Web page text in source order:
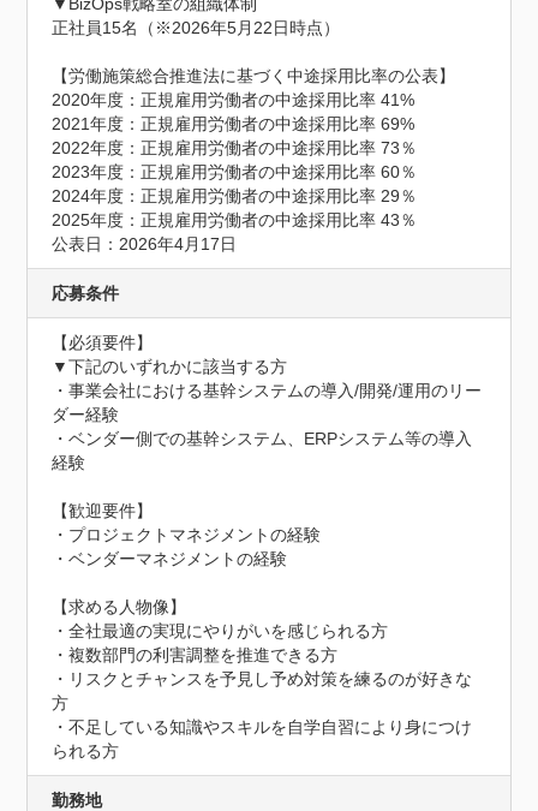
正社員15名（※2026年5月22日時点）
【労働施策総合推進法に基づく中途採用比率の公表】
2020年度：正規雇用労働者の中途採用比率 41%
2021年度：正規雇用労働者の中途採用比率 69%
2022年度：正規雇用労働者の中途採用比率 73％
2023年度：正規雇用労働者の中途採用比率 60％
2024年度：正規雇用労働者の中途採用比率 29％
2025年度：正規雇用労働者の中途採用比率 43％
公表日：2026年4月17日
応募条件
【必須要件】
▼下記のいずれかに該当する方
・事業会社における基幹システムの導入/開発/運用のリー
ダー経験
・ベンダー側での基幹システム、ERPシステム等の導入
経験
【歓迎要件】
・プロジェクトマネジメントの経験
・ベンダーマネジメントの経験
【求める人物像】
・全社最適の実現にやりがいを感じられる方
・複数部門の利害調整を推進できる方
・リスクとチャンスを予見し予め対策を練るのが好きな
方
・不足している知識やスキルを自学自習により身につけ
られる方
勤務地